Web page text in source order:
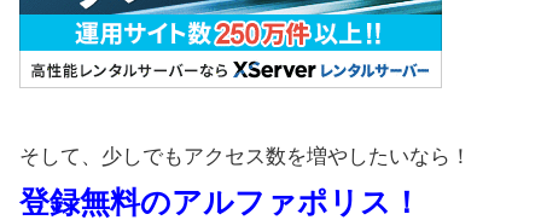
そして、少しでもアクセス数を増やしたいなら！
登録無料のアルファポリス！